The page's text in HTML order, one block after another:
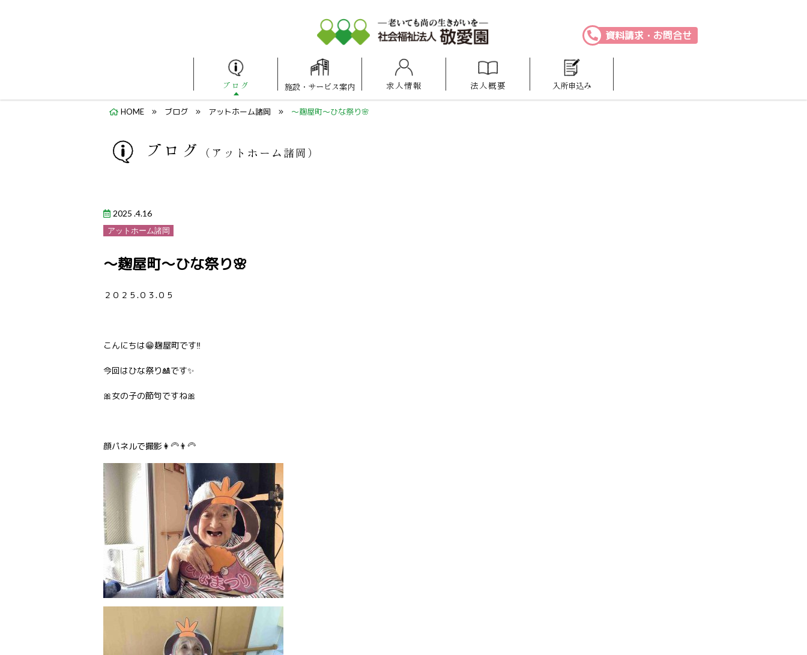
ブログ 施設 ・ サービス案内
ケアスタ福岡
福岡100プラザ博多
けいあい保育園
照葉けいあい保育園
求人情報 法人概要 入所申込み
資料請求・お問合せ
HOME ブログ アットホーム諸岡 ～麹屋町～ひな祭り🌸
ブログ （アットホーム諸岡）
2025 .4.16
アットホーム諸岡
～麹屋町～ひな祭り🌸
２０２５.０３.０５
こんにちは😁麹屋町です‼️
今回はひな祭り🎎です✨
🎀女の子の節句ですね🎀
顔パネルで撮影👩‍🦳👨‍🦳